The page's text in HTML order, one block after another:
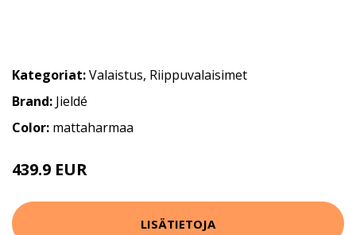
Kategoriat:Valaistus, Riippuvalaisimet
Brand: Jieldé
Color: mattaharmaa
439.9 EUR
LISÄTIETOJA